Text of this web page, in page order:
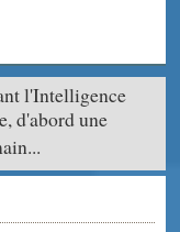
l'Intelligence
d'abord une